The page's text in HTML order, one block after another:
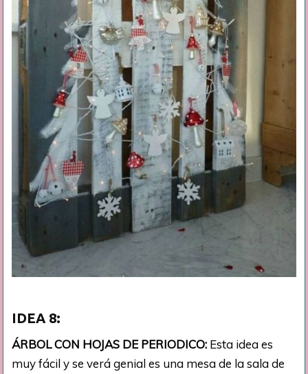
IDEA 8:
ÁRBOL CON HOJAS DE PERIODICO: Esta idea es
muy fácil y se verá genial es una mesa de la sala de